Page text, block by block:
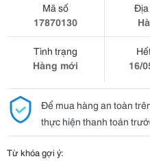
Mã số
17870130
Địa
Tình trạng
Hàng mới
16/
Để mua hàng an toàn
thực hiện thanh toán
Từ khóa gợi ý: